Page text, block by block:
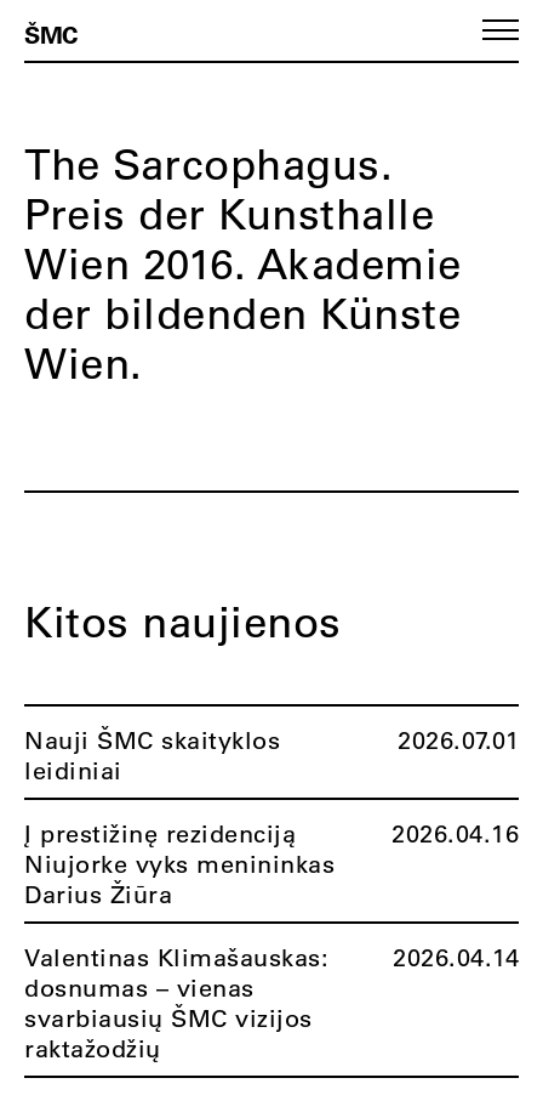
ŠMC
The Sarcophagus.
Preis der Kunsthalle
Wien 2016. Akademie
der bildenden Künste
Wien.
Kitos naujienos
Nauji ŠMC skaityklos
leidiniai
2026.07.01
Į prestižinę rezidenciją
Niujorke vyks menininkas
Darius Žiūra
2026.04.16
Valentinas Klimašauskas:
dosnumas – vienas
svarbiausių ŠMC vizijos
raktažodžių
2026.04.14